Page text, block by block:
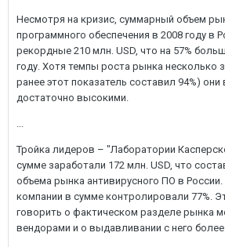
Несмотря на кризис, суммарный объем
программного обеспечения в 2008 году в
рекордные 210 млн. USD, что на 57%
году. Хотя темпы роста рынка несколько
ранее этот показатель составил 94%)
достаточно высокими.
...
Тройка лидеров – "Лаборатории
сумме заработали 172 млн. USD, что
объема рынка антивирусного ПО в России.
компании в сумме контролировали 77%.
говорить о фактическом разделе рынка
вендорами и о выдавливании с него